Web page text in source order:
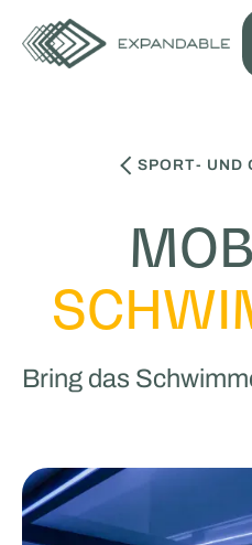
SPORT- UND
Bring das